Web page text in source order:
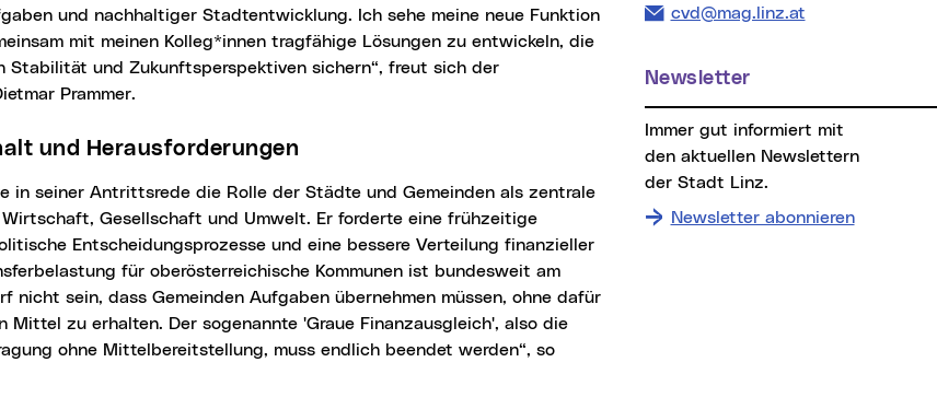
und nachhaltiger Stadtentwicklung. Ich sehe meine neue Funktion
mit meinen Kolleg*innen tragfähige Lösungen zu entwickeln, die
Stabilität und Zukunftsperspektiven sichern“, freut sich der
Prammer.
und Herausforderungen
Gesellschaft und Umwelt. Er forderte eine frühzeitige
Entscheidungsprozesse und eine bessere Verteilung finanzieller
für oberösterreichische Kommunen ist bundesweit am
nicht sein, dass Gemeinden Aufgaben übernehmen müssen, ohne dafür
Mittel zu erhalten. Der sogenannte 'Graue Finanzausgleich', also die
ohne Mittelbereitstellung, muss endlich beendet werden“, so
E-Mail Adresse:
cvd@mag.linz.at
Newsletter
den aktuellen Newslettern
der Stadt Linz.
Newsletter abonnieren